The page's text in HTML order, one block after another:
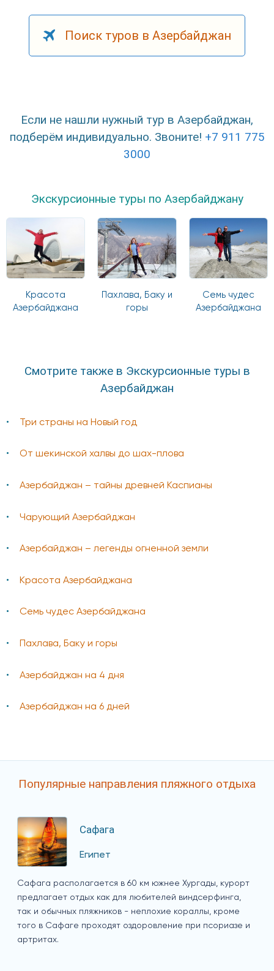
Поиск туров в Азербайджан
Если не нашли нужный тур в Азербайджан,
подберём индивидуально. Звоните! +7 911 775
3000
Экскурсионные туры по Азербайджану
Красота
Азербайджана
Пахлава, Баку и
горы
Семь чудес
Азербайджана
Смотрите также в Экскурсионные туры в
Азербайджан
Три страны на Новый год
От шекинской халвы до шах-плова
Азербайджан – тайны древней Каспианы
Чарующий Азербайджан
Азербайджан – легенды огненной земли
Красота Азербайджана
Семь чудес Азербайджана
Пахлава, Баку и горы
Азербайджан на 4 дня
Азербайджан на 6 дней
Популярные направления пляжного отдыха
Сафага
Египет
Сафага располагается в 60 км южнее Хургады, курорт
предлагает отдых как для любителей виндсерфинга,
так и обычных пляжников - неплохие кораллы, кроме
того в Сафаге проходят оздоровление при псориазе и
артритах.